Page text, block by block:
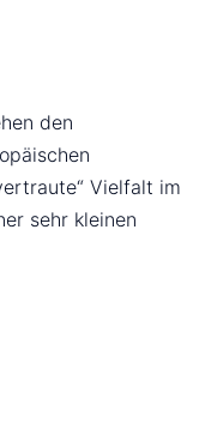
den
Vielfalt im
sehr kleinen